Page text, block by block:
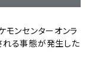
モンセンターオンラ
れる事態が発生した